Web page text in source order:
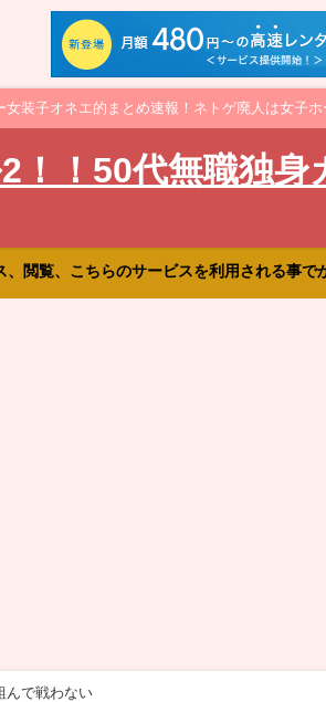
装子オネエ的まとめ速報！ネトゲ廃人は女子
！！50代無職独
閲覧、こちらのサービスを利用される事
んで戦わない